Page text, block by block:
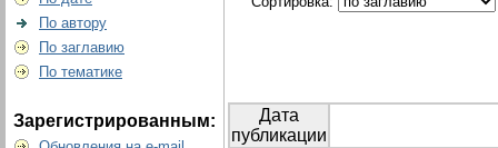
По автору
По заглавию
По тематике
Зарегистрированным:
Дата
публикации